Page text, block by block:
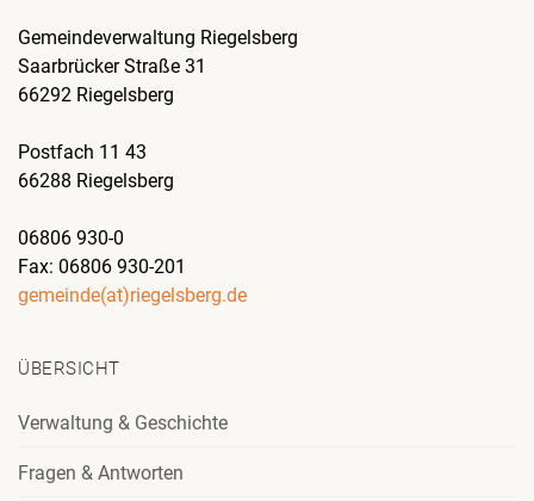
Gemeindeverwaltung Riegelsberg
Saarbrücker Straße 31
66292 Riegelsberg
Postfach 11 43
66288 Riegelsberg
06806 930-0
Fax: 06806 930-201
gemeinde(at)riegelsberg.de
ÜBERSICHT
Verwaltung & Geschichte
Fragen & Antworten